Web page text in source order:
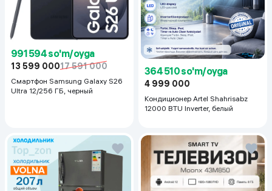
991 594 so'm/oyga
13 599 00017 591 000
Смартфон Samsung Galaxy S26
Ultra 12/256 ГБ, черный
364 510 so'm/oyga
4 999 000
Кондиционер Artel Shahrisabz
12000 BTU Inverter, белый